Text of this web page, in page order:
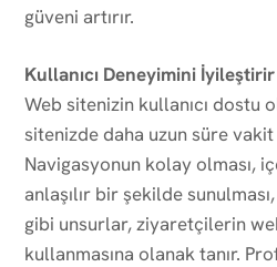
güveni artırır.
Kullanıcı Deneyimini İyileştirir
Web sitenizin kullanıcı dostu
sitenizde daha uzun süre
Navigasyonun kolay olması,
anlaşılır bir şekilde
gibi unsurlar, ziyaretçilerin
kullanmasına olanak tanır.